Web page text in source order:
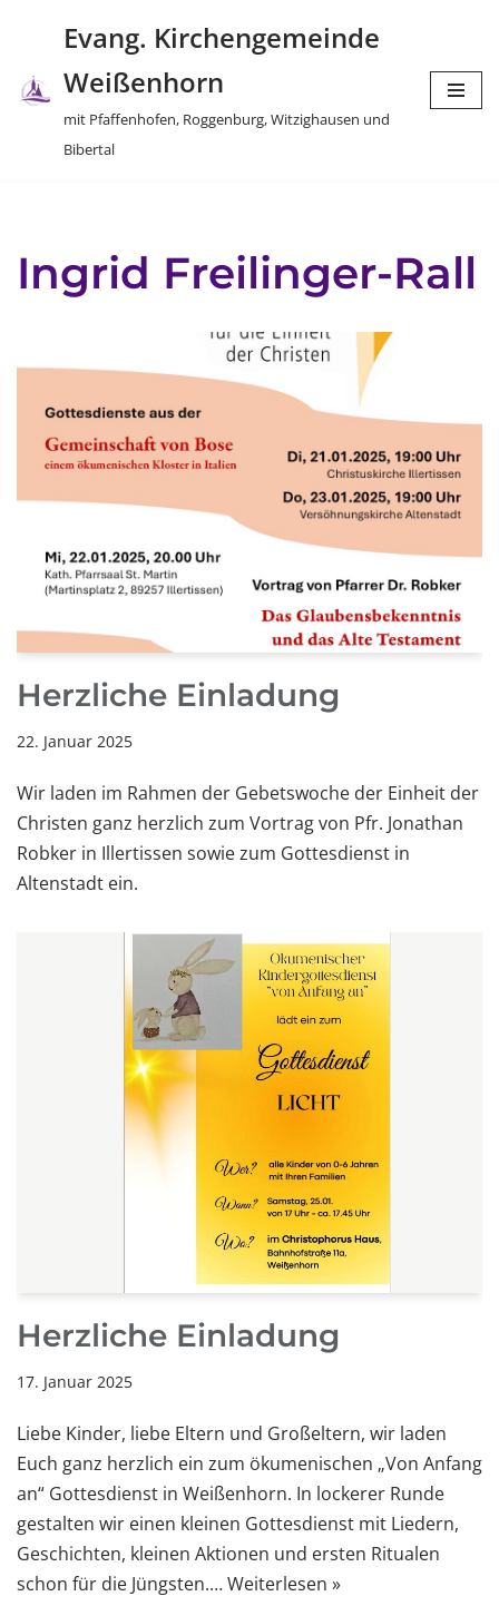
Inhalt
springen
Evang. Kirchengemeinde
Weißenhorn
mit Pfaffenhofen, Roggenburg, Witzighausen und
Bibertal
Ingrid Freilinger-Rall
Herzliche Einladung
22. Januar 2025
Wir laden im Rahmen der Gebetswoche der Einheit der
Christen ganz herzlich zum Vortrag von Pfr. Jonathan
Robker in Illertissen sowie zum Gottesdienst in
Altenstadt ein.
Herzliche Einladung
17. Januar 2025
Liebe Kinder, liebe Eltern und Großeltern, wir laden
Euch ganz herzlich ein zum ökumenischen „Von Anfang
an“ Gottesdienst in Weißenhorn. In lockerer Runde
gestalten wir einen kleinen Gottesdienst mit Liedern,
Geschichten, kleinen Aktionen und ersten Ritualen
schon für die Jüngsten.…Weiterlesen »